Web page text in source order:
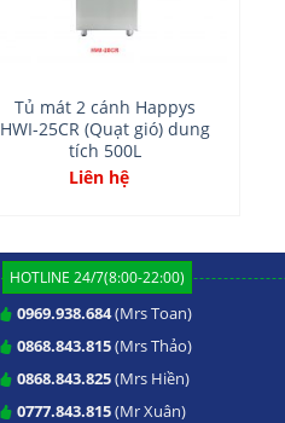
Tủ mát 2 cánh Happys
HWI-25CR (Quạt gió) dung
tích 500L
Liên hệ
HOTLINE 24/7(8:00-22:00)
0969.938.684(Mrs Toan)
0868.843.815(Mrs Thảo)
0868.843.825(Mrs Hiền)
0777.843.815(Mr Xuân)